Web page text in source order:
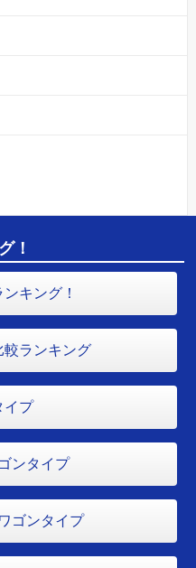
！
キング！
較ランキング
イプ
ンタイプ
ゴンタイプ